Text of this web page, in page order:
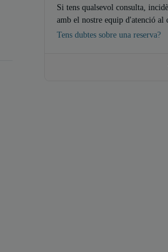
Si tens qualsevol consulta,
amb el nostre equip d'atenció al
Tens dubtes sobre una reserva?